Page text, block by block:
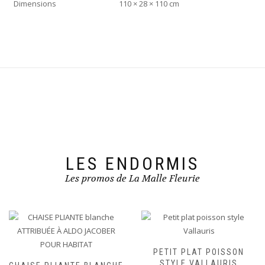
Dimensions 110 × 28 × 110 cm
LES ENDORMIS
Les promos de La Malle Fleurie
PETIT PLAT POISSON